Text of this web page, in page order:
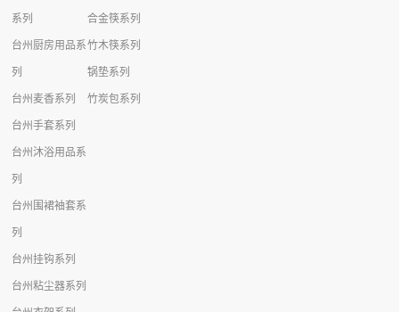
系列
台州厨房用品系
列
台州麦香系列
台州手套系列
台州沐浴用品系
列
台州围裙袖套系
列
台州挂钩系列
台州粘尘器系列
合金筷系列
竹木筷系列
锅垫系列
竹炭包系列